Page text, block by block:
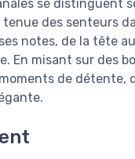
se distinguent
des senteurs
notes, de la tête
En misant sur des
de